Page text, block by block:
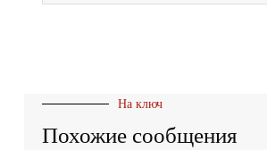
На ключ
Похожие сообщения